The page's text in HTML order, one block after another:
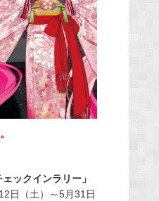
ックインラリー」
日（土）～5月31日